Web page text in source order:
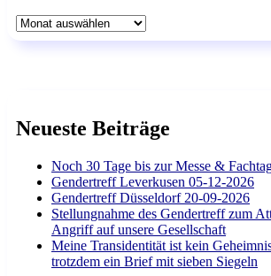
Archiv
Neueste Beiträge
Noch 30 Tage bis zur Messe &
Gendertreff Leverkusen 05-12-2026
Gendertreff Düsseldorf 20-09-2026
Stellungnahme des Gendertreff zum
Angriff auf unsere Gesellschaft
Meine Transidentität ist kein
trotzdem ein Brief mit sieben Siegeln